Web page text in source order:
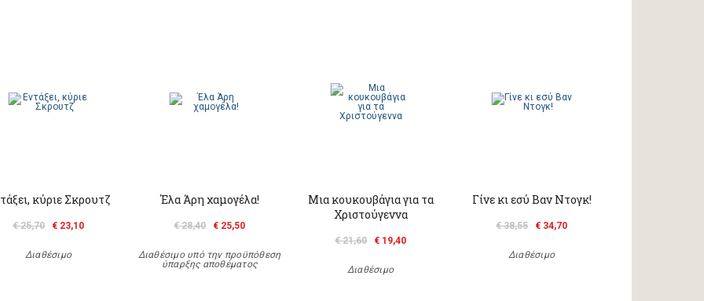
κύριε Σκρουτζ
€ 25,70 € 23,10
Διαθέσιμο
Έλα Άρη χαμογέλα!
€ 28,40 € 25,50
Διαθέσιμο υπό την προϋπόθεση
ύπαρξης αποθέματος
Μια κουκουβάγια για τα
Χριστούγεννα
€ 21,60 € 19,40
Διαθέσιμο
Γίνε κι εσύ Βαν Ντογκ!
€ 38,55 € 34,70
Διαθέσιμο